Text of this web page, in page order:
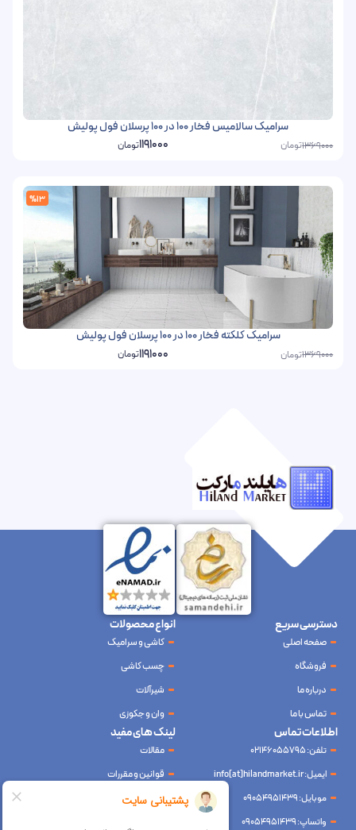
سرامیک سالامیس فخار 100 در 100 پرسلان فول پولیش
1369000تومان 1191000تومان
%13
سرامیک کلکته فخار 100 در 100 پرسلان فول پولیش
1369000تومان 1191000تومان
دسترسی سریع
صفحه اصلی
فروشگاه
درباره ما
تماس با ما
انواع محصولات
کاشی و سرامیک
چسب کاشی
شیرآلات
وان و جکوزی
لینک های مفید
مقالات
قوانین و مقررات
حریم خصوصی
اطلاعات تماس
تلفن: 02146055795
ایمیل: info[at]hilandmarket.ir
موبایل: 09054951439
واتساپ: 09054951439